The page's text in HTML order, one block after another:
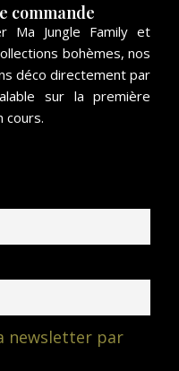
commande
Ma Jungle Family et
bohèmes, nos
déco directement par
sur la première
cours.
newsletter par